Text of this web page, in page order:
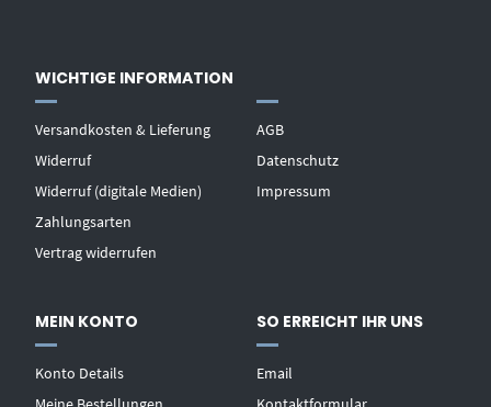
WICHTIGE INFORMATION
Versandkosten & Lieferung
Widerruf
Widerruf (digitale Medien)
Zahlungsarten
Vertrag widerrufen
AGB
Datenschutz
Impressum
MEIN KONTO
Konto Details
SO ERREICHT IHR UNS
Email